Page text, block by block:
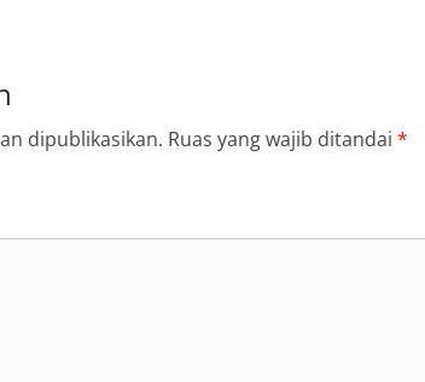
dipublikasikan. Ruas yang wajib ditandai *